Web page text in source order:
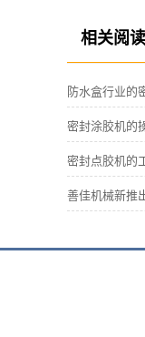
相关阅读
防水盒行业的
密封涂胶机的
密封点胶机的
善佳机械新推